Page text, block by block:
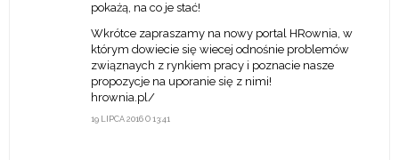
19 LIPCA 2016 O 13:41
pokażą, na co je stać!
Wkrótce zapraszamy na nowy portal HRownia, w
którym dowiecie się wiecej odnośnie problemów
związnaych z rynkiem pracy i poznacie nasze
propozycje na uporanie się z nimi!
hrownia.pl/